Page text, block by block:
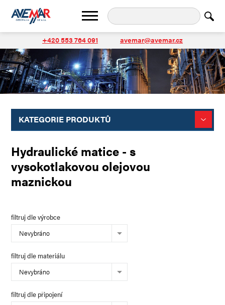
+420 553 764 091 avemar@avemar.cz
KATEGORIE PRODUKTŮ
Hydraulické matice - s
vysokotlakovou olejovou
maznickou
filtruj dle výrobce
Nevybráno
filtruj dle materiálu
Nevybráno
filtruj dle připojení